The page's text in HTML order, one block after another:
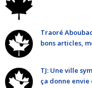
Traoré
bons articles,
TJ: Une ville
ça donne envie